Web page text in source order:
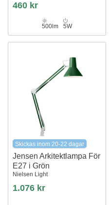
460 kr
500lm 5W
Skickas inom 20-22 dagar
Jensen Arkitektlampa För
E27 i Grön
Nielsen Light
1.076 kr